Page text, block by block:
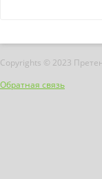
Copyrights © 2023
Обратная связь